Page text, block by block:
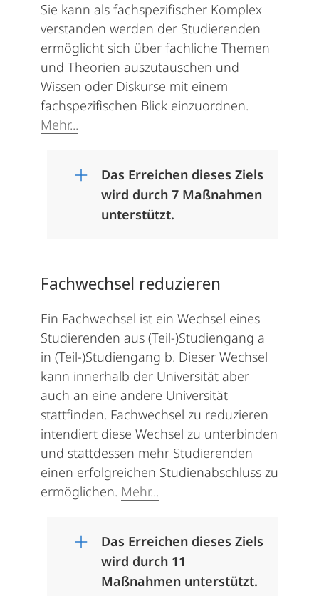
Sie kann als fachspezifischer Komplex
verstanden werden der Studierenden
ermöglicht sich über fachliche Themen
und Theorien auszutauschen und
Wissen oder Diskurse mit einem
fachspezifischen Blick einzuordnen.
Mehr...
Das Erreichen dieses Ziels
wird durch 7 Maßnahmen
unterstützt.
Fachwechsel reduzieren
Ein Fachwechsel ist ein Wechsel eines
Studierenden aus (Teil-)Studiengang a
in (Teil-)Studiengang b. Dieser Wechsel
kann innerhalb der Universität aber
auch an eine andere Universität
stattfinden. Fachwechsel zu reduzieren
intendiert diese Wechsel zu unterbinden
und stattdessen mehr Studierenden
einen erfolgreichen Studienabschluss zu
ermöglichen. Mehr...
Das Erreichen dieses Ziels
wird durch 11
Maßnahmen unterstützt.